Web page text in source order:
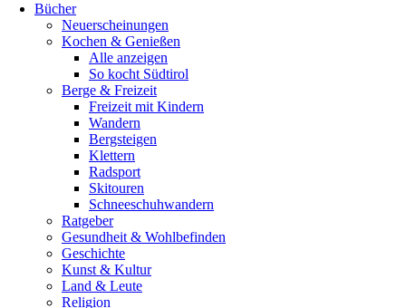
Bücher
Neuerscheinungen
Kochen & Genießen
Alle anzeigen
So kocht Südtirol
Berge & Freizeit
Freizeit mit Kindern
Wandern
Bergsteigen
Klettern
Radsport
Skitouren
Schneeschuhwandern
Ratgeber
Gesundheit & Wohlbefinden
Geschichte
Kunst & Kultur
Land & Leute
Religion